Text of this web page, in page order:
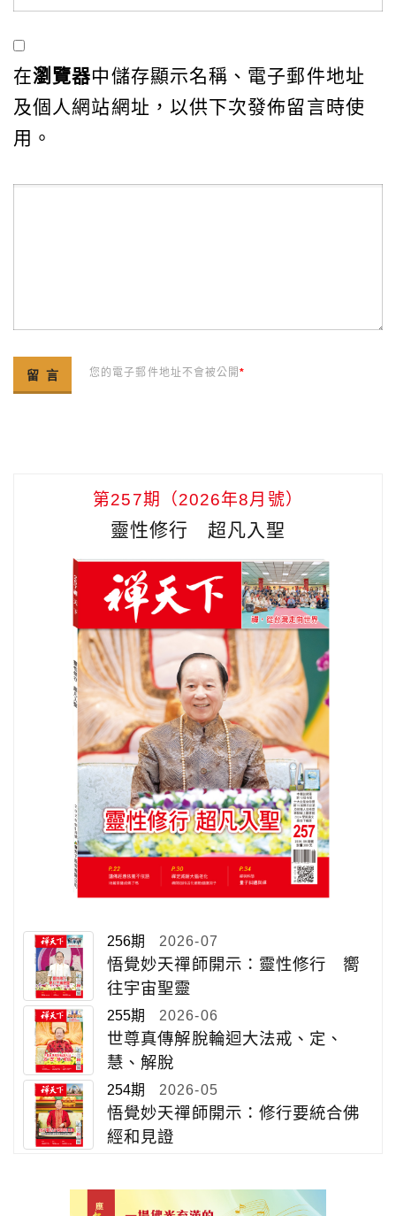
在瀏覽器中儲存顯示名稱、電子郵件地址
及個人網站網址，以供下次發佈留言時使
用。
您的電子郵件地址不會被公開*
第257期（2026年8月號）
靈性修行 超凡入聖
256期 2026-07
悟覺妙天禪師開示：靈性修行 嚮
往宇宙聖靈
255期 2026-06
世尊真傳解脫輪迴大法戒、定、
慧、解脫
254期 2026-05
悟覺妙天禪師開示：修行要統合佛
經和見證